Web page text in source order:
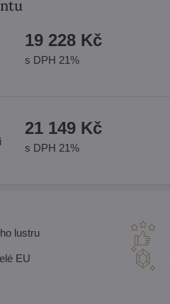
19 228 Kč
s DPH 21%
21 149 Kč
s DPH 21%
lustru
EU